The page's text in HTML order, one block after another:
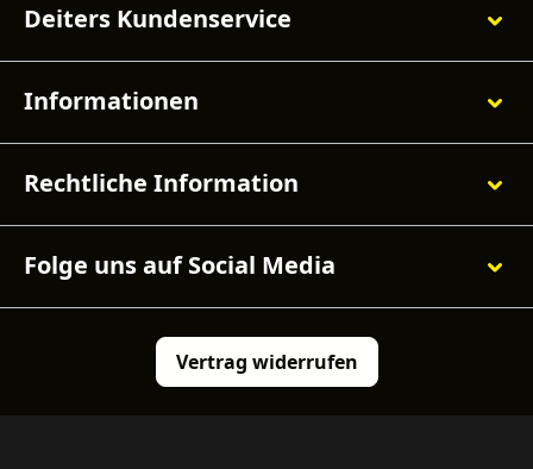
Deiters Kundenservice
Informationen
Rechtliche Information
Folge uns auf Social Media
Vertrag widerrufen